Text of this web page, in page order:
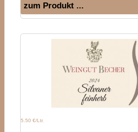
zum Produkt ...
5.50 €/Ltr.